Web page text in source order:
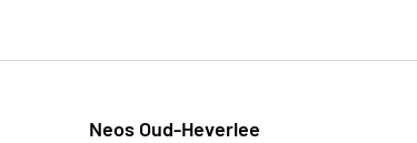
Neos Oud-Heverlee